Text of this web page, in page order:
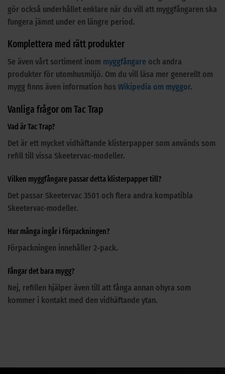
gör också underhållet enklare när du vill att myggfångaren ska
fungera jämnt under en längre period.
Komplettera med rätt produkter
Se även vårt sortiment inom myggfångare och andra
produkter för utomhusmiljö. Om du vill läsa mer generellt om
mygg finns även information hos Wikipedia om myggor.
Vanliga frågor om Tac Trap
Vad är Tac Trap?
Det är ett mycket vidhäftande klisterpapper som används som
refill till vissa Skeetervac-modeller.
Vilken myggfångare passar detta klisterpapper till?
Det passar Skeetervac 3501 och flera andra kompatibla
Skeetervac-modeller.
Hur många ingår i förpackningen?
Förpackningen innehåller 2-pack.
Fångar det bara mygg?
Nej, refillen hjälper även till att fånga annan ohyra som
kommer i kontakt med den vidhäftande ytan.